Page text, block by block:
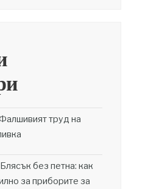
труд на
Блясък без петна: как
за приборите за